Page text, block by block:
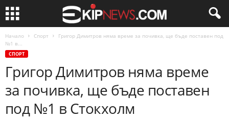
Начало Спорт
Григор Димитров няма време за почивка, ще бъде поставен под
№1 в...
СПОРТ
Григор Димитров няма време
за почивка, ще бъде поставен
под №1 в Стокхолм